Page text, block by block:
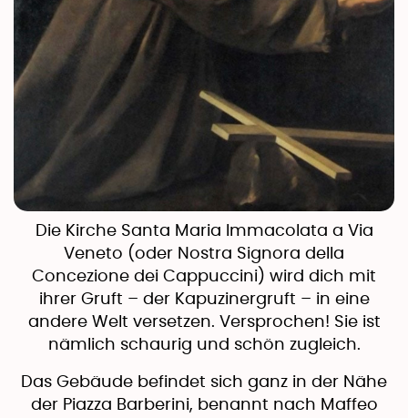
Die Kirche Santa Maria Immacolata a Via
Veneto (oder Nostra Signora della
Concezione dei Cappuccini) wird dich mit
ihrer Gruft – der Kapuzinergruft – in eine
andere Welt versetzen. Versprochen! Sie ist
nämlich schaurig und schön zugleich.
Das Gebäude befindet sich ganz in der Nähe
der Piazza Barberini, benannt nach Maffeo